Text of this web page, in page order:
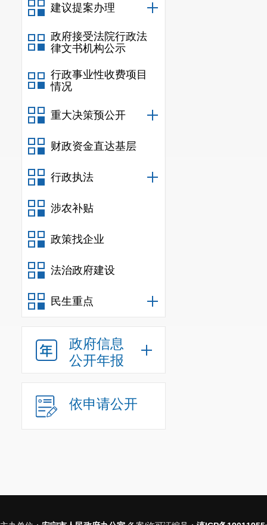
建议提案办理
政府接受法院行政法
律文书机构公示
行政事业性收费项目
情况
重大决策预公开
财政资金直达基层
行政执法
涉农补贴
政策找企业
法治政府建设
民生重点
政府信息
公开年报
依申请公开